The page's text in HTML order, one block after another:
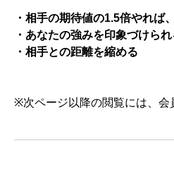
・相手の期待値の1.5倍やれば
・あなたの強みを印象づけら
・相手との距離を縮める
※次ページ以降の閲覧には、会